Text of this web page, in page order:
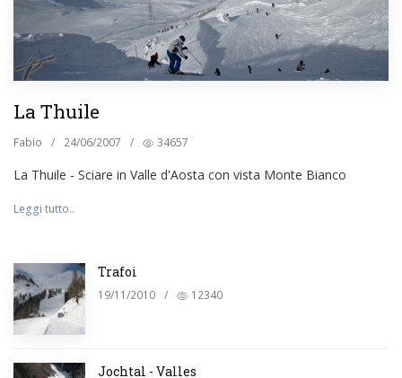
La Thuile
Fabio / 24/06/2007 / 34657
La Thuile - Sciare in Valle d'Aosta con vista Monte Bianco
Leggi tutto..
Trafoi
19/11/2010 / 12340
Jochtal - Valles